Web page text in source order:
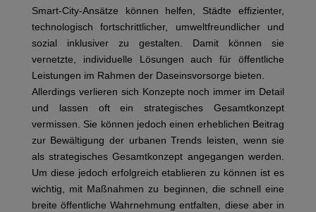
Smart-City-Ansätze können helfen, Städte effizienter,
technologisch fortschrittlicher, umweltfreundlicher und
sozial inklusiver zu gestalten. Damit können sie
vernetzte, individuelle Lösungen auch für öffentliche
Leistungen im Rahmen der Daseinsvorsorge bieten.
Allerdings verlieren sich Konzepte noch immer im Detail
und lassen oft ein strategisches Gesamtkonzept
vermissen. Sie können jedoch einen erheblichen Beitrag
zur Bewältigung der urbanen Trends leisten, wenn sie
als strategisches Gesamtkonzept angegangen werden.
Um diese jedoch erfolgreich etablieren zu können ist es
wichtig, mit Maßnahmen zu beginnen, die schnell eine
breite öffentliche Wahrnehmung entfalten, diese aber in